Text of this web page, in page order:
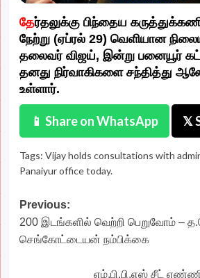
தேர்தலுக்கு பிந்தைய
நேற்று (ஏப்ரல் 29) வெளியான
தலைவர் விஜய், இன்று பனையூர்
தனது நிர்வாகிகளை சந்தித்து
உள்ளார்.
📱 Share on WhatsApp 𝕏
Tags: Vijay holds consultations with
Panaiyur office today.
Post
navigation
Previous:
200 இடங்களில் வெற்றி பெறுவோம் –
செங்கோட்டையன் நம்பிக்கை
எம்.பி.பி.எஸ் சீட்